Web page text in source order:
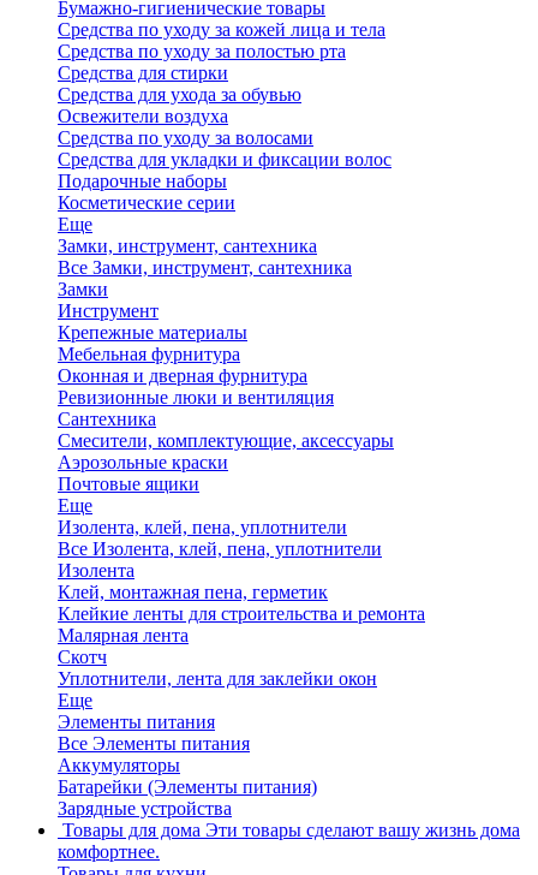
Бумажно-гигиенические товары
Средства по уходу за кожей лица и тела
Средства по уходу за полостью рта
Средства для стирки
Средства для ухода за обувью
Освежители воздуха
Средства по уходу за волосами
Средства для укладки и фиксации волос
Подарочные наборы
Косметические серии
Еще
Замки, инструмент, сантехника
Все Замки, инструмент, сантехника
Замки
Инструмент
Крепежные материалы
Мебельная фурнитура
Оконная и дверная фурнитура
Ревизионные люки и вентиляция
Сантехника
Смесители, комплектующие, аксессуары
Аэрозольные краски
Почтовые ящики
Еще
Изолента, клей, пена, уплотнители
Все Изолента, клей, пена, уплотнители
Изолента
Клей, монтажная пена, герметик
Клейкие ленты для строительства и ремонта
Малярная лента
Скотч
Уплотнители, лента для заклейки окон
Еще
Элементы питания
Все Элементы питания
Аккумуляторы
Батарейки (Элементы питания)
Зарядные устройства
Товары для дома Эти товары сделают вашу жизнь дома
комфортнее.